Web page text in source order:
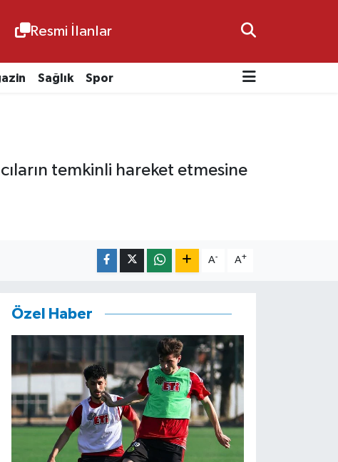
Resmi İlanlar
Sağlık Spor
temkinli hareket etmesine
A- A+
Özel Haber